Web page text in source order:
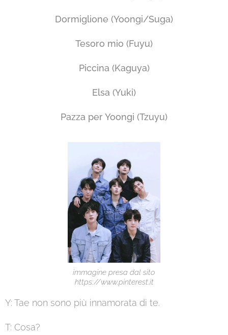
Dormiglione (Yoongi/Suga)
Tesoro mio (Fuyu)
Piccina (Kaguya)
Elsa (Yuki)
Pazza per Yoongi (Tzuyu)
immagine presa dal sito
https://www.pinterest.it
Y: Tae non sono più innamorata di te.
T: Cosa?